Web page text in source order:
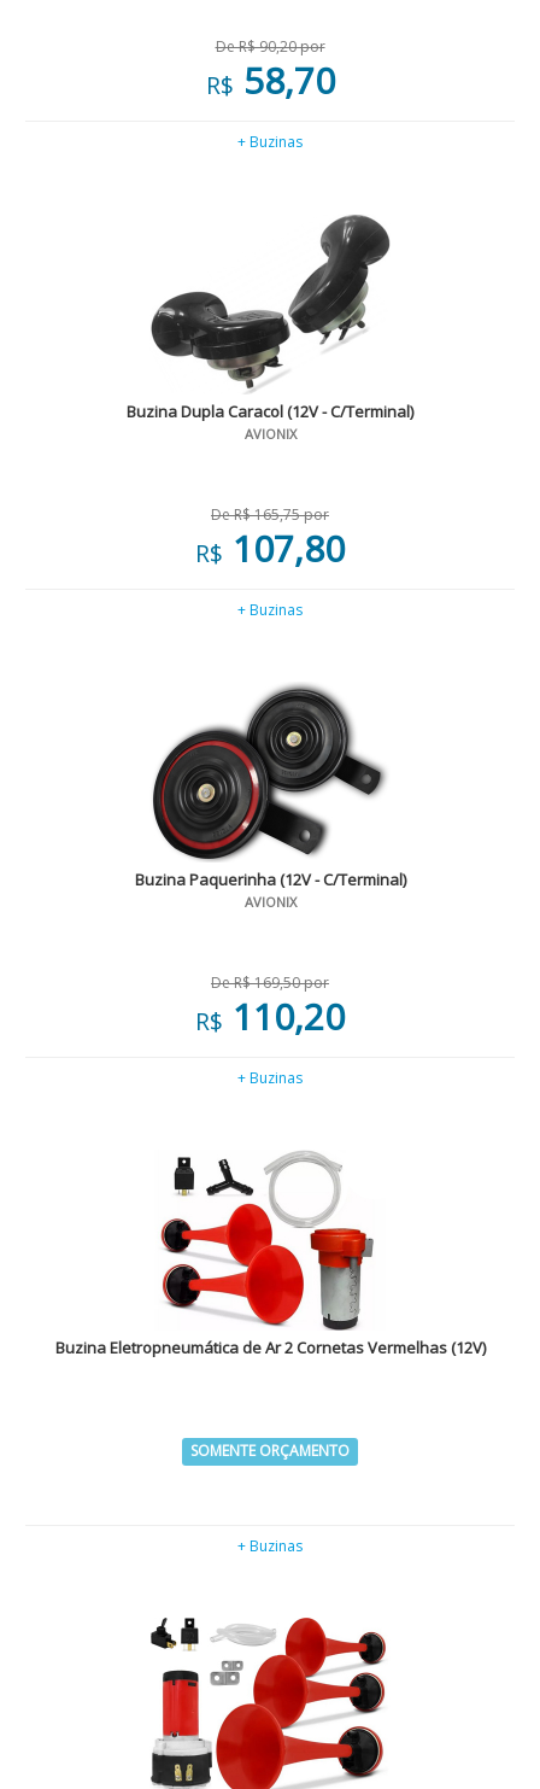
De R$ 90,20 por
R$ 58,70
+ Buzinas
Buzina Dupla Caracol (12V - C/Terminal)
AVIONIX
De R$ 165,75 por
R$ 107,80
+ Buzinas
Buzina Paquerinha (12V - C/Terminal)
AVIONIX
De R$ 169,50 por
R$ 110,20
+ Buzinas
Buzina Eletropneumática de Ar 2 Cornetas Vermelhas (12V)
SOMENTE ORÇAMENTO
+ Buzinas